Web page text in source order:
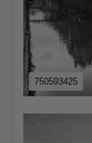
750593425